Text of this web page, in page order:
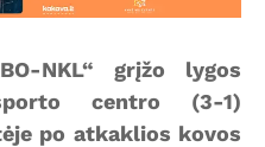
NKL“ grįžo lygos
centro (3-1)
po atkaklios kovos